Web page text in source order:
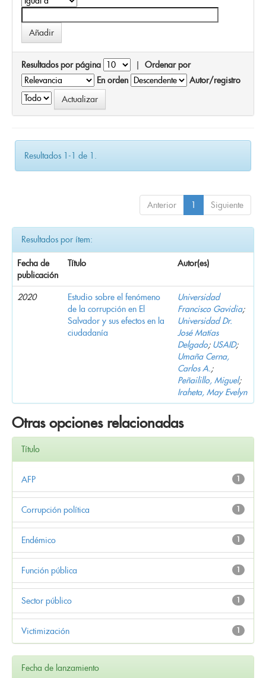
Resultados por página | Ordenar por
En orden
Autor/registro
Resultados 1-1 de 1.
Anterior 1 Siguiente
Resultados por ítem:
Fecha de
publicación
Título Autor(es)
2020
Estudio sobre el fenómeno
de la corrupción en El
Salvador y sus efectos en la
ciudadanía
Universidad
Francisco Gavidia;
Universidad Dr.
José Matías
Delgado; USAID;
Umaña Cerna,
Carlos A.;
Peñailillo, Miguel;
Iraheta, May Evelyn
Otras opciones relacionadas
Título
1
AFP
1
Corrupción política
1
Endémico
1
Función pública
1
Sector público
1
Victimización
Fecha de lanzamiento